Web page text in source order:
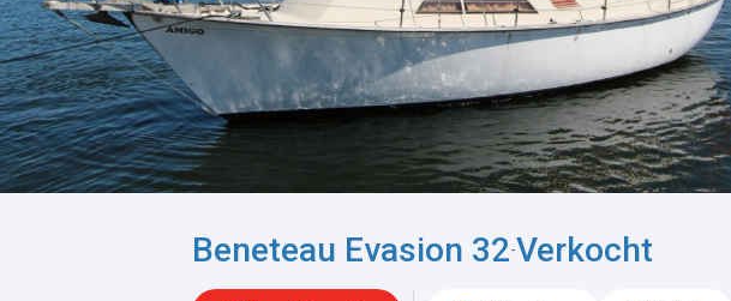
Beneteau Evasion 32-Verkocht